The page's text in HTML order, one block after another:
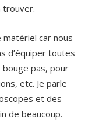
trouver.
matériel car nous
d’équiper toutes
bouge pas, pour
etc. Je parle
et des
de beaucoup.